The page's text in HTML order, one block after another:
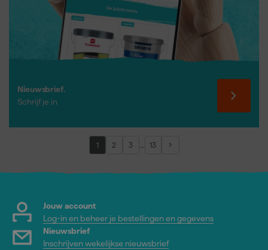
Nieuwsbrief.
Schrijf je in
1 2 3 ... 13
Jouw account
Log-in en beheer je bestellingen en gegevens
Nieuwsbrief
Inschrijven wekelijkse nieuwsbrief